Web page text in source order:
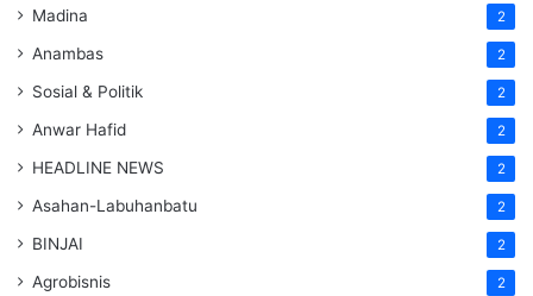
Madina 2
Anambas 2
Sosial & Politik 2
Anwar Hafid 2
HEADLINE NEWS 2
Asahan-Labuhanbatu 2
BINJAI 2
Agrobisnis 2